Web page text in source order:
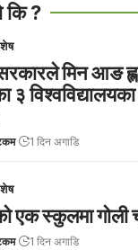
कि ?
मिन आङ
३
1 दिन अगाडि
एक स्कुलमा
1 दिन अगाडि